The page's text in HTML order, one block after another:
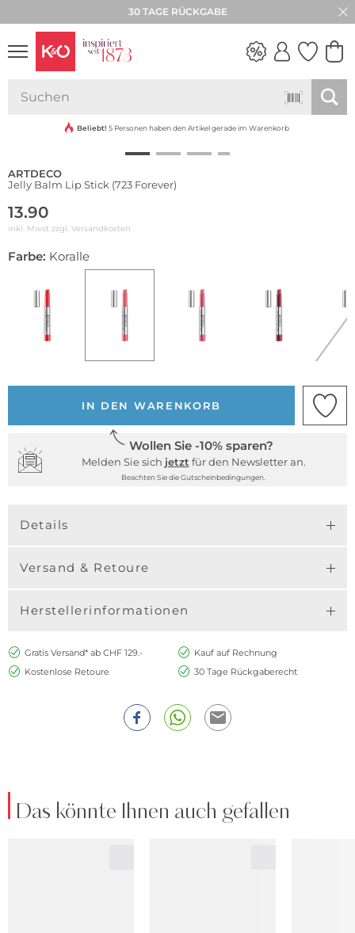
30 TAGE RÜCKGABE
VIBES
Beliebt! 5 Personen haben den Artikel gerade im Warenkorb
ARTDECO
Jelly Balm Lip Stick (723 Forever)
13.90
inkl. Mwst zzgl. Versandkosten
Farbe: Koralle
IN DEN WARENKORB
Wollen Sie -10% sparen?
Melden Sie sich jetzt für den Newsletter an.
Beachten Sie die Gutscheinbedingungen.
Details
Versand & Retoure
Herstellerinformationen
Gratis Versand* ab CHF 129.-
Kauf auf Rechnung
Kostenlose Retoure
30 Tage Rückgaberecht
Das könnte Ihnen auch gefallen